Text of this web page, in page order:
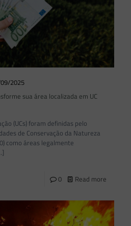
2025
sua área localizada em UC
(UCs) foram definidas pelo
de Conservação da Natureza
como áreas legalmente
0 Read more